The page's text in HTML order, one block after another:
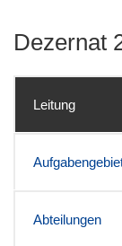
Dezernat
Leitung
Abteilungen